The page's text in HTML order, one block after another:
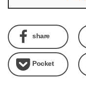
share
Pocket